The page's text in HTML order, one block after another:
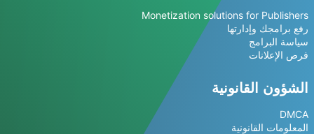
Monetization solutions for Publishers
رفع برامجك وإدارتها
سياسة البرامج
فرص الإعلانات
الشؤون القانونية
DMCA
المعلومات القانونية